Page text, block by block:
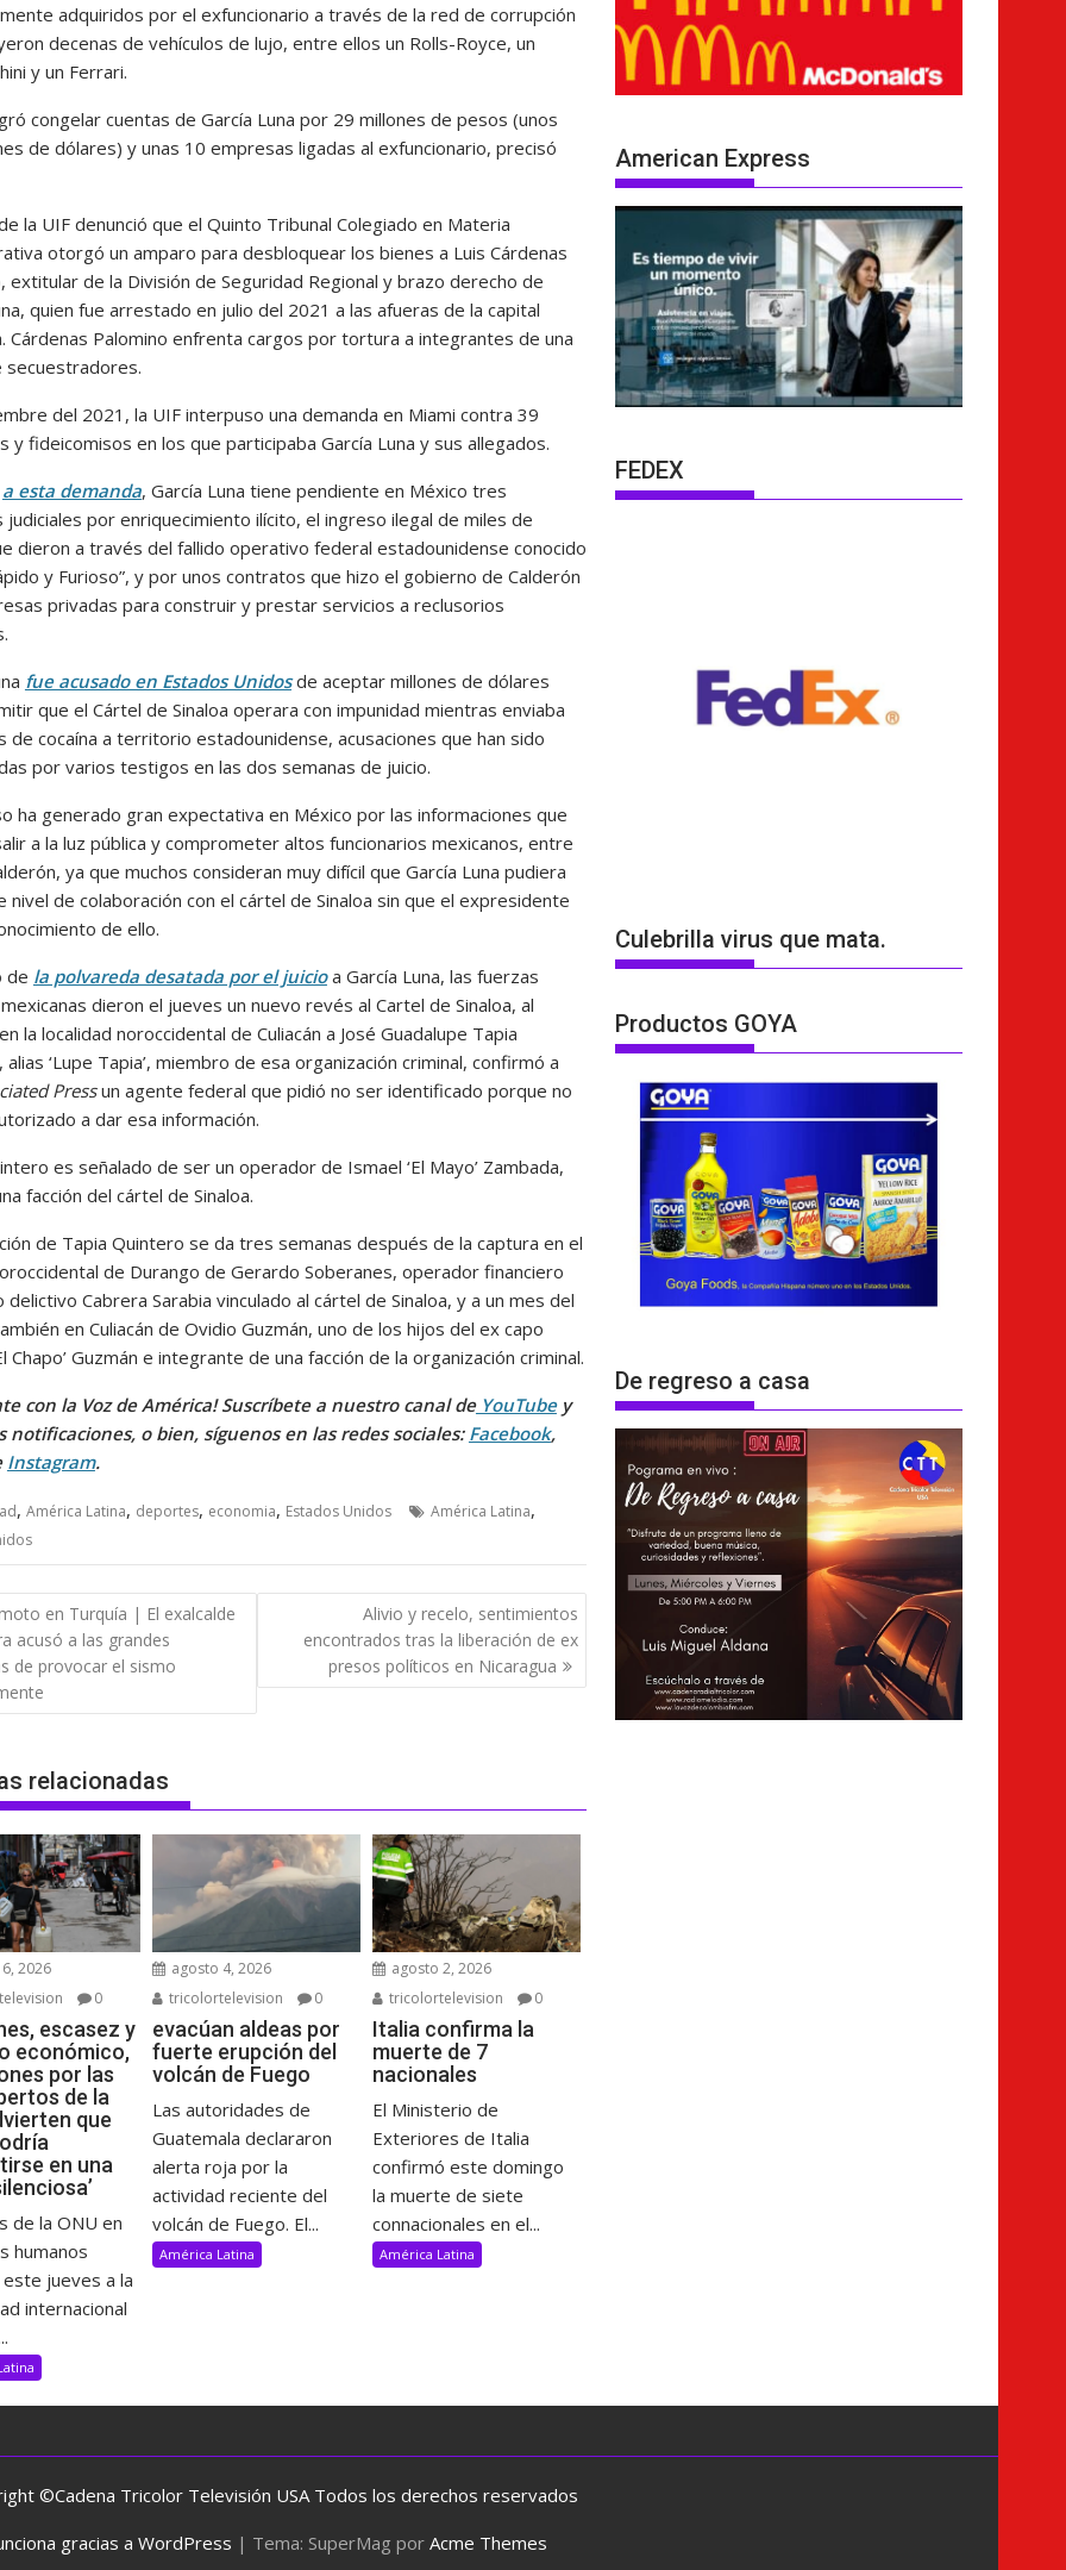
adquiridos por el exfuncionario a través de la red de corrupción
decenas de vehículos de lujo, entre ellos un Rolls-Royce, un
y un Ferrari.
congelar cuentas de García Luna por 29 millones de pesos (unos
de dólares) y unas 10 empresas ligadas al exfuncionario, precisó
la UIF denunció que el Quinto Tribunal Colegiado en Materia
otorgó un amparo para desbloquear los bienes a Luis Cárdenas
extitular de la División de Seguridad Regional y brazo derecho de
quien fue arrestado en julio del 2021 a las afueras de la capital
Cárdenas Palomino enfrenta cargos por tortura a integrantes de una
secuestradores.
del 2021, la UIF interpuso una demanda en Miami contra 39
y fideicomisos en los que participaba García Luna y sus allegados.
a esta demanda, García Luna tiene pendiente en México tres
judiciales por enriquecimiento ilícito, el ingreso ilegal de miles de
dieron a través del fallido operativo federal estadounidense conocido
y Furioso”, y por unos contratos que hizo el gobierno de Calderón
privadas para construir y prestar servicios a reclusorios
fue acusado en Estados Unidosde aceptar millones de dólares
que el Cártel de Sinaloa operara con impunidad mientras enviaba
de cocaína a territorio estadounidense, acusaciones que han sido
por varios testigos en las dos semanas de juicio.
ha generado gran expectativa en México por las informaciones que
a la luz pública y comprometer altos funcionarios mexicanos, entre
ya que muchos consideran muy difícil que García Luna pudiera
nivel de colaboración con el cártel de Sinaloa sin que el expresidente
de ello.
de la polvareda desatada por el juicioa García Luna, las fuerzas
dieron el jueves un nuevo revés al Cartel de Sinaloa, al
la localidad noroccidental de Culiacán a José Guadalupe Tapia
‘Lupe Tapia’, miembro de esa organización criminal, confirmó a
Pressun agente federal que pidió no ser identificado porque no
a dar esa información.
es señalado de ser un operador de Ismael ‘El Mayo’ Zambada,
facción del cártel de Sinaloa.
de Tapia Quintero se da tres semanas después de la captura en el
de Durango de Gerardo Soberanes, operador financiero
delictivo Cabrera Sarabia vinculado al cártel de Sinaloa, y a un mes del
en Culiacán de Ovidio Guzmán, uno de los hijos del ex capo
Chapo’ Guzmán e integrante de una facción de la organización criminal.
con la Voz de América! Suscríbete a nuestro canal deYouTubey
notificaciones, o bien, síguenos en las redes sociales: Facebook,
Instagram.
, América Latina, deportes, economia, Estados Unidos América Latina,
en Turquía | El exalcalde
acusó a las grandes
de provocar el sismo
Alivio y recelo, sentimientos
encontrados tras la liberación de ex
presos políticos en Nicaragua
relacionadas
2026
0
escasez y
económico,
por las
de la
que
en una
de la ONU en
humanos
jueves a la
internacional
agosto 4, 2026
tricolortelevision
0
evacúan aldeas por
fuerte erupción del
volcán de Fuego
Las autoridades de
Guatemala declararon
alerta roja por la
actividad reciente del
volcán de Fuego. El...
América Latina
agosto 2, 2026
tricolortelevision
0
Italia confirma la
muerte de 7
nacionales
El Ministerio de
Exteriores de Italia
confirmó este domingo
la muerte de siete
connacionales en el...
América Latina
American Express
FEDEX
Culebrilla virus que mata.
Productos GOYA
De regreso a casa
©Cadena Tricolor Televisión USA Todos los derechos reservados
gracias a WordPress | Tema: SuperMag por Acme Themes